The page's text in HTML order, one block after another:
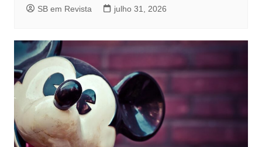
SB em Revista julho 31, 2026